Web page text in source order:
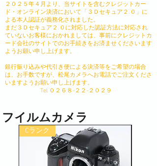
２０２５年４月より、当サイトを含むクレジットカー
ド・オンライン決済において「３Ｄセキュア２.０」に
よる本人認証が義務化されました。
まだ３Ｄセキュア２.０に対応した認証方法に対応され
ていないお客様におかれましては、事前にクレジットカ
ード会社のサイトでのお手続きをお済ませくださいます
ようお願い申し上げます。
銀行振り込みや代引き便による決済等をご希望の場合
は、お手数ですが、松尾カメラへお電話でご注文くださ
いますようお願い申し上げます。
​ Tel ０２６８-２２-２０２９
Cランク
フイルムカメラ